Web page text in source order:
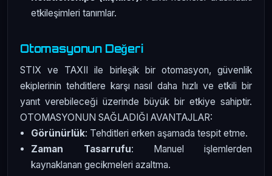
etkileşimleri tanımlar.
Otomasyonun Değeri
STIX ve TAXII ile birleşik bir otomasyon, güvenlik
ekiplerinin tehditlere karşı nasıl daha hızlı ve etkili bir
yanıt verebileceği üzerinde büyük bir etkiye sahiptir.
OTOMASYONUN SAĞLADIĞI AVANTAJLAR:
Görünürlük: Tehditleri erken aşamada tespit etme.
Zaman Tasarrufu: Manuel işlemlerden
kaynaklanan gecikmeleri azaltma.